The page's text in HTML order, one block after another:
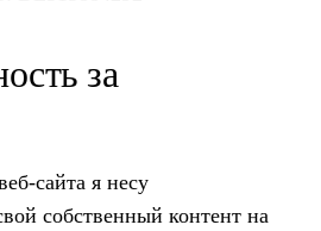
за
сайта я несу
собственный контент на